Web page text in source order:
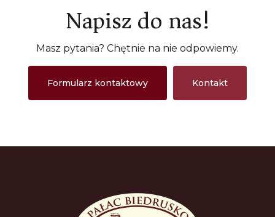
Napisz do nas!
Masz pytania? Chętnie na nie odpowiemy.
Formularz kontaktowy Kontakt